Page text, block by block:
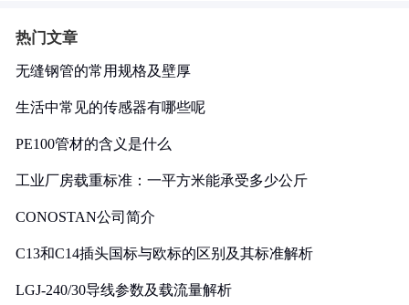
热门文章
无缝钢管的常用规格及壁厚
生活中常见的传感器有哪些呢
PE100管材的含义是什么
工业厂房载重标准：一平方米能承受多少公斤
CONOSTAN公司简介
C13和C14插头国标与欧标的区别及其标准解析
LGJ-240/30导线参数及载流量解析